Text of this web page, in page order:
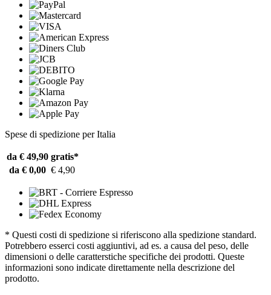
Spese di spedizione per Italia
da € 49,90 gratis*
da € 0,00 € 4,90
* Questi costi di spedizione si riferiscono alla spedizione standard.
Potrebbero esserci costi aggiuntivi, ad es. a causa del peso, delle
dimensioni o delle caratterstiche specifiche dei prodotti. Queste
informazioni sono indicate direttamente nella descrizione del
prodotto.